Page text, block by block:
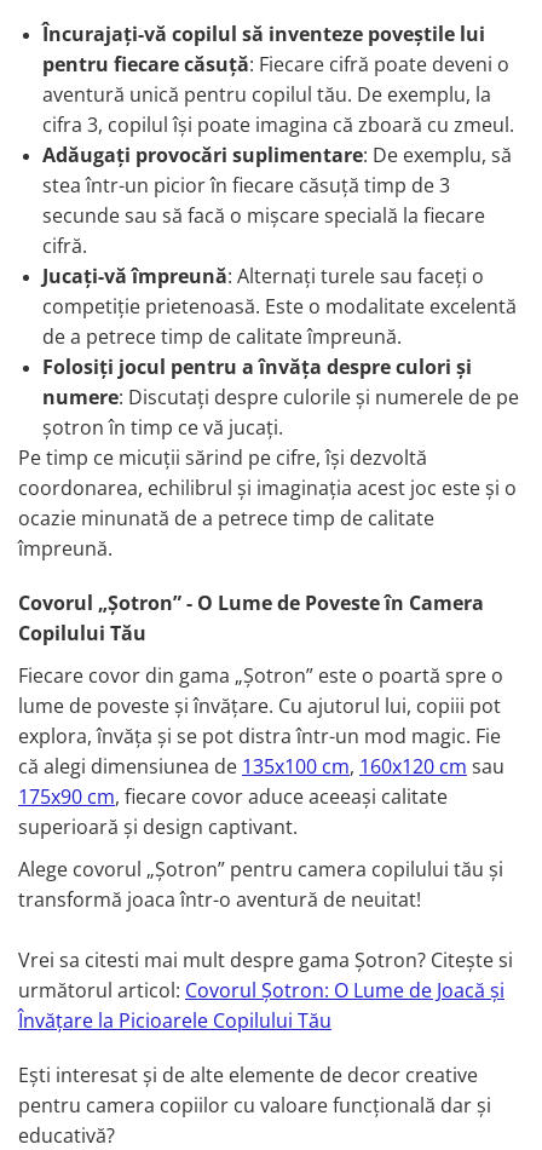
Încurajați-vă copilul să inventeze poveștile lui
pentru fiecare căsuță: Fiecare cifră poate deveni o
aventură unică pentru copilul tău. De exemplu, la
cifra 3, copilul își poate imagina că zboară cu zmeul.
Adăugați provocări suplimentare: De exemplu, să
stea într-un picior în fiecare căsuță timp de 3
secunde sau să facă o mișcare specială la fiecare
cifră.
Jucați-vă împreună: Alternați turele sau faceți o
competiție prietenoasă. Este o modalitate excelentă
de a petrece timp de calitate împreună.
Folosiți jocul pentru a învăța despre culori și
numere: Discutați despre culorile și numerele de pe
șotron în timp ce vă jucați.
Pe timp ce micuții sărind pe cifre, își dezvoltă
coordonarea, echilibrul și imaginația acest joc este și o
ocazie minunată de a petrece timp de calitate
împreună.
Covorul „Șotron” - O Lume de Poveste în Camera
Copilului Tău
Fiecare covor din gama „Șotron” este o poartă spre o
lume de poveste și învățare. Cu ajutorul lui, copiii pot
explora, învăța și se pot distra într-un mod magic. Fie
că alegi dimensiunea de 135x100 cm, 160x120 cm sau
175x90 cm, fiecare covor aduce aceeași calitate
superioară și design captivant.
Alege covorul „Șotron” pentru camera copilului tău și
transformă joaca într-o aventură de neuitat!
Vrei sa citesti mai mult despre gama Șotron? Citește si
următorul articol: Covorul Șotron: O Lume de Joacă și
Învățare la Picioarele Copilului Tău
Ești interesat și de alte elemente de decor creative
pentru camera copiilor cu valoare funcțională dar și
educativă?